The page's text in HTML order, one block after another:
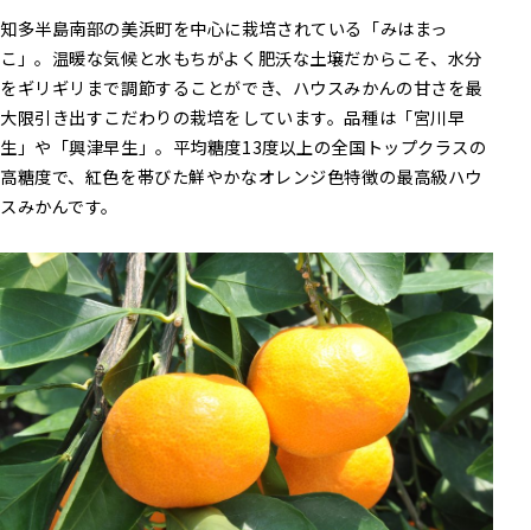
知多半島南部の美浜町を中心に栽培されている「みはまっ
こ」。温暖な気候と水もちがよく肥沃な土壌だからこそ、水分
をギリギリまで調節することができ、ハウスみかんの甘さを最
大限引き出すこだわりの栽培をしています。品種は「宮川早
生」や「興津早生」。平均糖度13度以上の全国トップクラスの
高糖度で、紅色を帯びた鮮やかなオレンジ色特徴の最高級ハウ
スみかんです。